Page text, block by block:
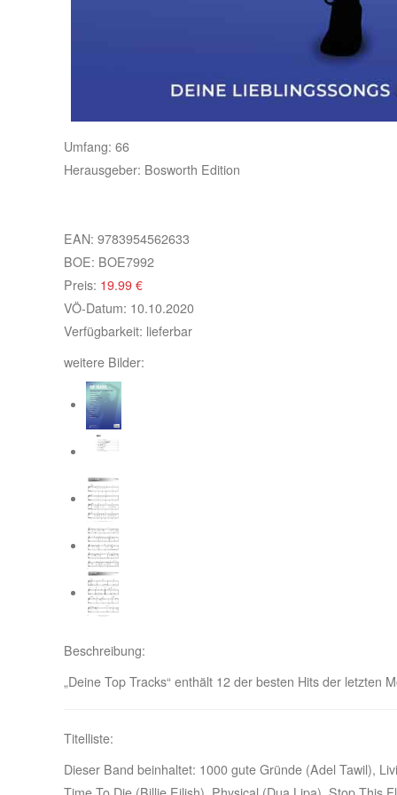
Umfang: 66
Herausgeber: Bosworth Edition
EAN: 9783954562633
BOE: BOE7992
Preis: 19.99 €
VÖ-Datum: 10.10.2020
Verfügbarkeit: lieferbar
weitere Bilder:
Beschreibung:
„Deine Top Tracks“ enthält 12 der besten Hits der
Titelliste:
Dieser Band beinhaltet: 1000 gute Gründe (Adel Tawil),